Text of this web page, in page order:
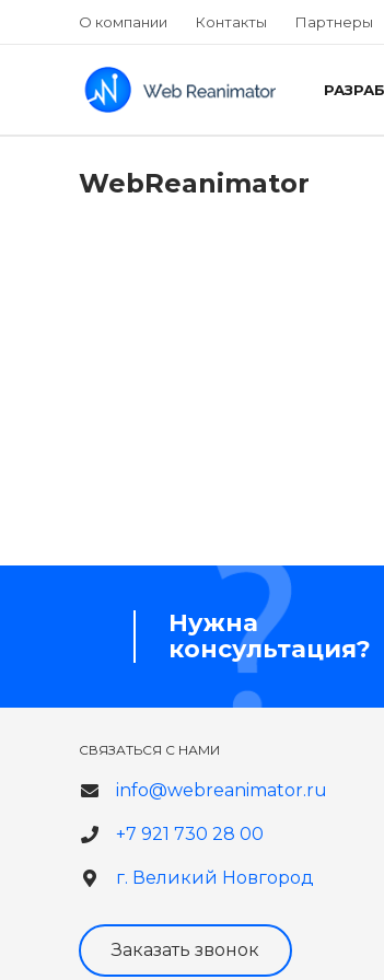
О компании Контакты Партнеры
WebReanimator
Нужна
консультация?
СВЯЗАТЬСЯ С НАМИ
info@webreanimator.ru
+7 921 730 28 00
г. Великий Новгород
Заказать звонок